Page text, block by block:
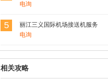
电询
5
丽江三义国际机场接送机服务
电询
相关攻略